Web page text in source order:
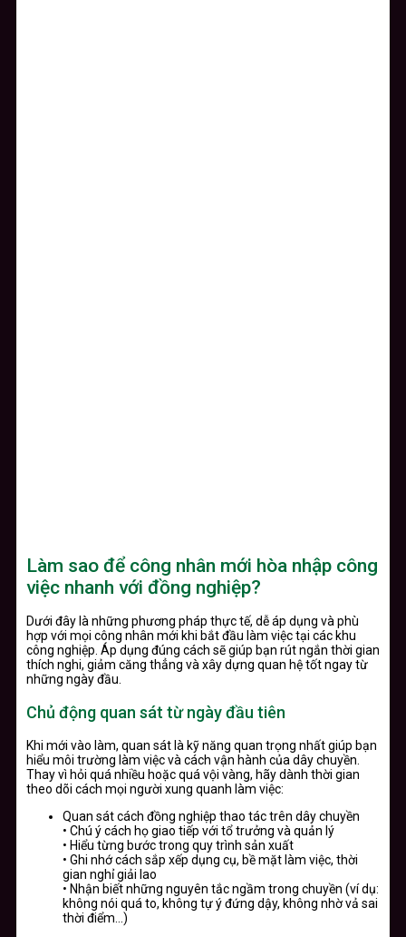
Làm sao để công nhân mới hòa nhập công
việc nhanh với đồng nghiệp?
Dưới đây là những phương pháp thực tế, dễ áp dụng và phù
hợp với mọi công nhân mới khi bắt đầu làm việc tại các khu
công nghiệp. Áp dụng đúng cách sẽ giúp bạn rút ngắn thời gian
thích nghi, giảm căng thẳng và xây dựng quan hệ tốt ngay từ
những ngày đầu.
Chủ động quan sát từ ngày đầu tiên
Khi mới vào làm, quan sát là kỹ năng quan trọng nhất giúp bạn
hiểu môi trường làm việc và cách vận hành của dây chuyền.
Thay vì hỏi quá nhiều hoặc quá vội vàng, hãy dành thời gian
theo dõi cách mọi người xung quanh làm việc:
Quan sát cách đồng nghiệp thao tác trên dây chuyền
• Chú ý cách họ giao tiếp với tổ trưởng và quản lý
• Hiểu từng bước trong quy trình sản xuất
• Ghi nhớ cách sắp xếp dụng cụ, bề mặt làm việc, thời
gian nghỉ giải lao
• Nhận biết những nguyên tắc ngầm trong chuyền (ví dụ:
không nói quá to, không tự ý đứng dậy, không nhờ vả sai
thời điểm…)